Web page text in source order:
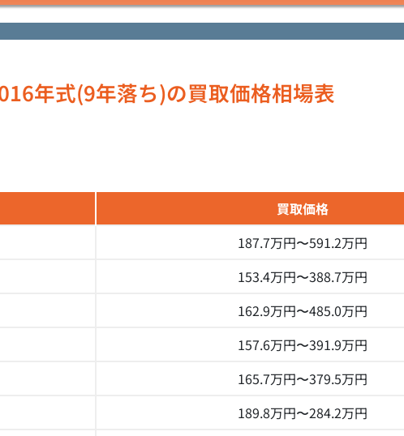
年式(9年落ち)の買取価格相場表
買取価格
187.7万円〜591.2万円
153.4万円〜388.7万円
162.9万円〜485.0万円
157.6万円〜391.9万円
165.7万円〜379.5万円
189.8万円〜284.2万円